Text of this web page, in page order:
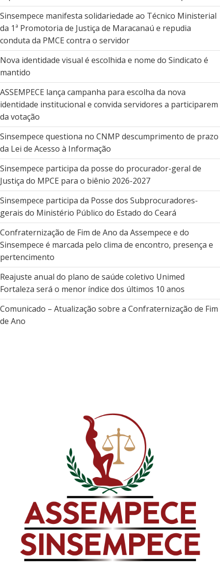
Sinsempece manifesta solidariedade ao Técnico Ministerial
da 1ª Promotoria de Justiça de Maracanaú e repudia
conduta da PMCE contra o servidor
Nova identidade visual é escolhida e nome do Sindicato é
mantido
ASSEMPECE lança campanha para escolha da nova
identidade institucional e convida servidores a participarem
da votação
Sinsempece questiona no CNMP descumprimento de prazo
da Lei de Acesso à Informação
Sinsempece participa da posse do procurador-geral de
Justiça do MPCE para o biênio 2026-2027
Sinsempece participa da Posse dos Subprocuradores-
gerais do Ministério Público do Estado do Ceará
Confraternização de Fim de Ano da Assempece e do
Sinsempece é marcada pelo clima de encontro, presença e
pertencimento
Reajuste anual do plano de saúde coletivo Unimed
Fortaleza será o menor índice dos últimos 10 anos
Comunicado – Atualização sobre a Confraternização de Fim
de Ano